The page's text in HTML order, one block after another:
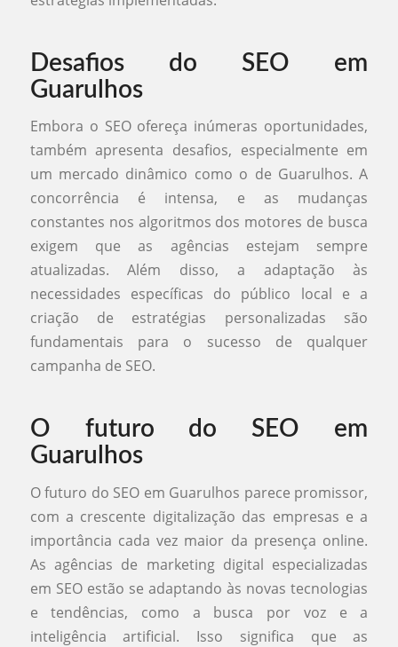
Desafios do SEO em
Guarulhos
Embora o SEO ofereça inúmeras oportunidades,
também apresenta desafios, especialmente em
um mercado dinâmico como o de Guarulhos. A
concorrência é intensa, e as mudanças
constantes nos algoritmos dos motores de busca
exigem que as agências estejam sempre
atualizadas. Além disso, a adaptação às
necessidades específicas do público local e a
criação de estratégias personalizadas são
fundamentais para o sucesso de qualquer
campanha de SEO.
O futuro do SEO em
Guarulhos
O futuro do SEO em Guarulhos parece promissor,
com a crescente digitalização das empresas e a
importância cada vez maior da presença online.
As agências de marketing digital especializadas
em SEO estão se adaptando às novas tecnologias
e tendências, como a busca por voz e a
inteligência artificial. Isso significa que as